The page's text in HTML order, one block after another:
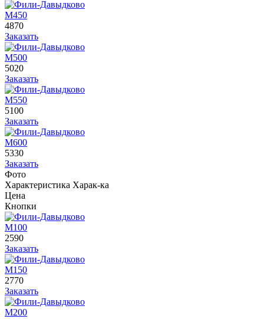
М450
4870
Заказать
М500
5020
Заказать
М550
5100
Заказать
М600
5330
Заказать
Фото
Характеристика Харак-ка
Цена
Кнопки
М100
2590
Заказать
М150
2770
Заказать
М200